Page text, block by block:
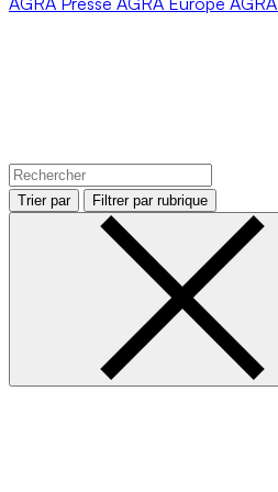
Trier par Filtrer par rubrique